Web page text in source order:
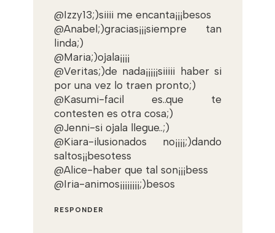
@Izzy13;)siiii me encanta¡¡¡besos
@Anabel;)gracias¡¡¡siempre tan
linda;)
@Maria;)ojala¡¡¡¡
@Veritas;)de nada¡¡¡¡¡siiiii haber si
por una vez lo traen pronto;)
@Kasumi-facil es..que te
contesten es otra cosa;)
@Jenni-si ojala llegue..;)
@Kiara-ilusionados no¡¡¡¡;)dando
saltos¡¡besotess
@Alice-haber que tal son¡¡¡bess
@Iria-animos¡¡¡¡¡¡¡¡;)besos
RESPONDER